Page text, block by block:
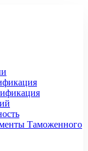
Таможенного